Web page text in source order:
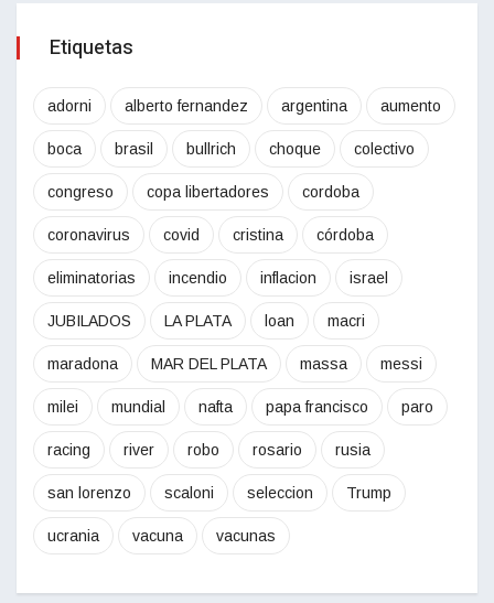
Etiquetas
adorni alberto fernandez argentina aumento
boca brasil bullrich choque colectivo
congreso copa libertadores cordoba
coronavirus covid cristina córdoba
eliminatorias incendio inflacion israel
JUBILADOS LA PLATA loan macri
maradona MAR DEL PLATA massa messi
milei mundial nafta papa francisco paro
racing river robo rosario rusia
san lorenzo scaloni seleccion Trump
ucrania vacuna vacunas